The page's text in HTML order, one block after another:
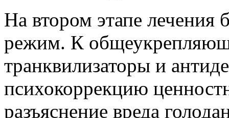
На втором этапе
режим. К
транквилизаторы и
психокоррекцию
разъяснение вреда